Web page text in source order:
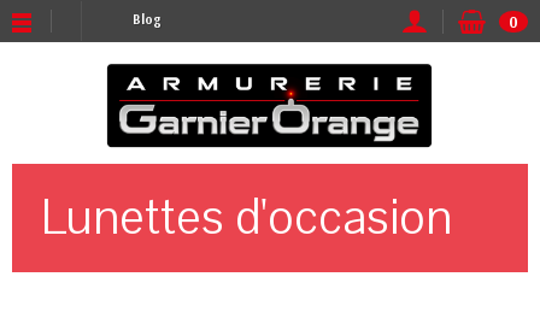
Blog 0
Lunettes d'occasion